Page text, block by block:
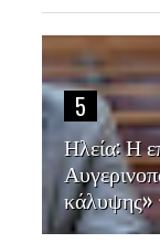
5
Ηλεία: Η
κάλυψης»